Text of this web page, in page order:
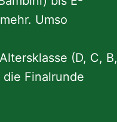
Umso
(D, C, B,
Finalrunde